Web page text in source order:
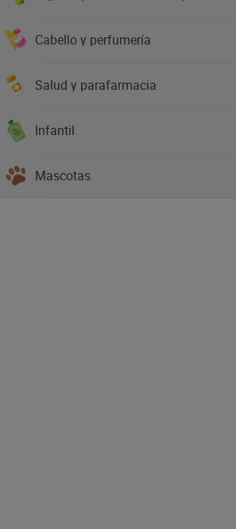
Cabello y perfumería
Salud y parafarmacia
Infantil
Mascotas